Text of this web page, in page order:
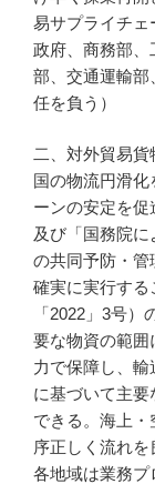
易サプライチェ
政府、商務部
部、交通運輸
任を負う）
二、対外貿易
国の物流円滑化
ーンの安定を促
及び「国務院
の共同予防・管
確実に実行する
「2022」3号
要な物資の範囲
力で保障し、
に基づいて主
できる。海上
序正しく流れを
各地域は業務